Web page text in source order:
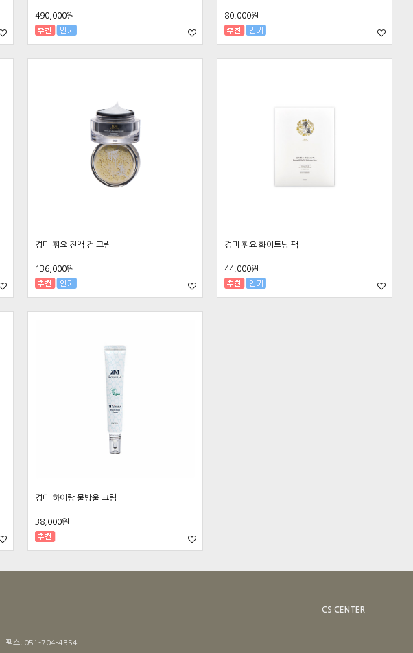
490,000원 80,000원
경미 휘요 진액 건 크림
136,000원
경미 휘요 화이트닝 팩
44,000원
경미 하이랑 물방울 크림
38,000원
팩스: 051-704-4354
CS CENTER